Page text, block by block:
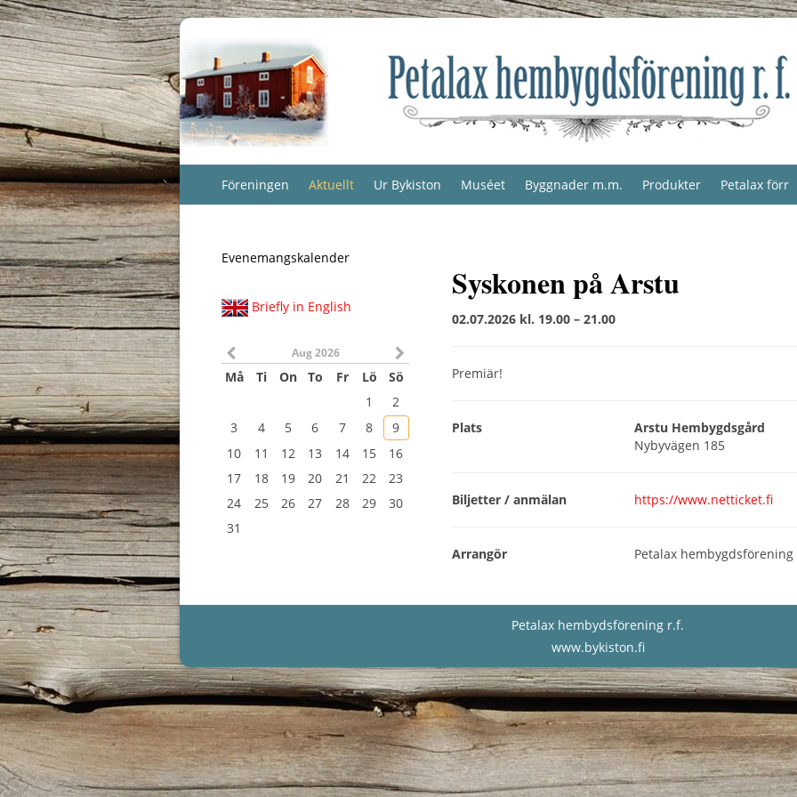
Föreningen Aktuellt Ur Bykiston Muséet Byggnader m.m. Produkter Petalax förr
Evenemangskalender
Briefly in English
Aug 2026
Må Ti On To Fr Lö
Sö
1
2
3
4 5 6 7 8
9
10
11 12 13 14 15
16
17
18 19 20 21 22
23
24
25 26 27 28 29
30
31
Syskonen på Arstu
02.07.2026 kl. 19.00 – 21.00
Premiär!
Plats
Arstu Hembygdsgård
Nybyvägen 185
Biljetter / anmälan https://www.netticket.fi
Arrangör Petalax
Petalax hembydsförening r.f.
www.bykiston.fi